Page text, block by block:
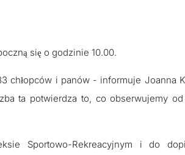
się o godzinie 10.00.
chłopców i panów - informuje Joanna
ta potwierdza to, co obserwujemy
Sportowo-Rekreacyjnym i do